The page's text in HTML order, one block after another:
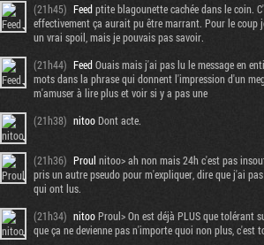
(21h45) Feedptite blagounette cachée dans le coin.
effectivement ça aurait pu être marrant. Pour le coup
un vrai spoil, mais je pouvais pas savoir.
(21h44) FeedOuais mais j'ai pas lu le message en
mots dans la phrase qui donnent l'impression d'un
m'amuser à lire plus et voir si y a pas une
(21h38) nitooDont acte.
(21h36) Proul nitoo> ah non mais 24h c'est pas
pris un autre pseudo pour m'expliquer, dire que j'ai
qui ont lus.
(21h34) nitooProul> On est déjà PLUS que tolérant
que ça ne devienne pas n'importe quoi non plus, c'est